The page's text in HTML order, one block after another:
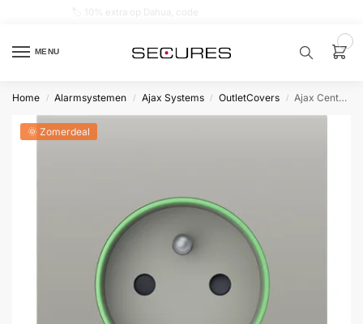
MENU
product…
samenstellen
Home / Alarmsystemen / Ajax Systems / OutletCovers / Ajax CenterCover type E Oestergrijs
🌞 Zomerdeal